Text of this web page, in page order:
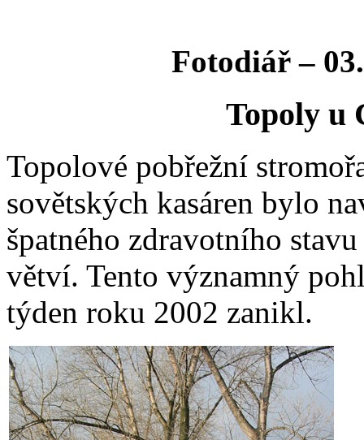
Fotodiář –
Topoly u
Topolové pobřežní
sovětských kasáren bylo
špatného zdravotního
větví. Tento významný
týden roku 2002 zanikl.